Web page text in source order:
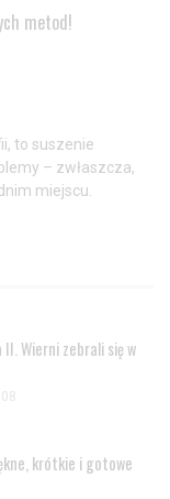
metod!
to suszenie
– zwłaszcza,
miejscu.
II. Wierni zebrali się w
krótkie i gotowe